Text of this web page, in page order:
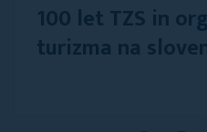
100 let TZS in
turizma na